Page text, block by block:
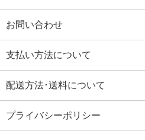
お問い合わせ
支払い方法について
配送方法･送料について
プライバシーポリシー